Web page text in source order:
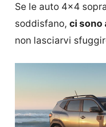
Se le auto 4×4
soddisfano, ci sono
non lasciarvi